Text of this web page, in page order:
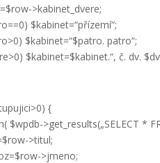
>kabinet_dvere;
$kabinet=“přízemí“;
$kabinet=“$patro. patro“;
$kabinet=$kabinet.“, č. dv.
{
$wpdb->get_results(„SELECT *
>titul;
>jmeno;